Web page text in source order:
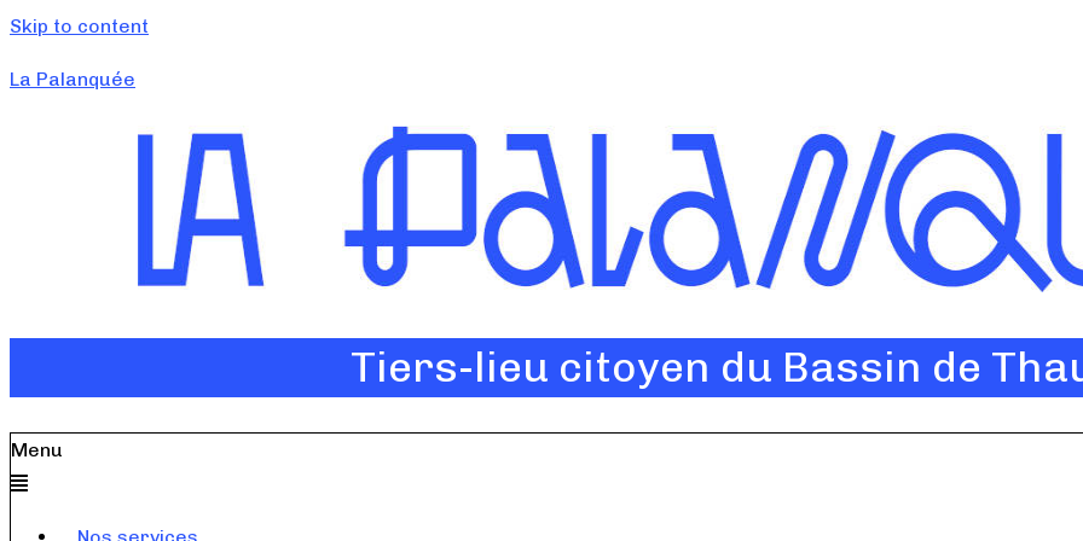
Skip to content
La Palanquée
Tiers-lieu citoyen du Bassin de
Menu